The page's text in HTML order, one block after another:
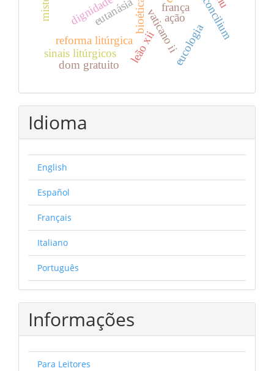
ação
bioética
eutanásia
reforma litúrgica vaticano ii
sinais litúrgicos eucologia
leão xii
dom gratuito
frança
dignidade
Idioma
English
Español
Français
Italiano
Português
Informações
Para Leitores